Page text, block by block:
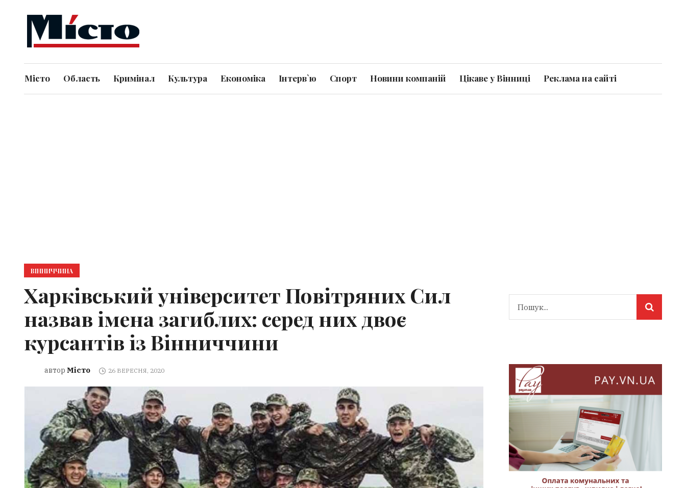
Місто Область Кримінал Культура Економіка Інтерв`ю Спорт Новини компаній Цікаве у Вінниці Реклама на сайті
ВІННИЧЧИНА
Харківський університет Повітряних Сил
назвав імена загиблих: серед них двоє
курсантів із Вінниччини
автор Місто 26 ВЕРЕСНЯ, 2020